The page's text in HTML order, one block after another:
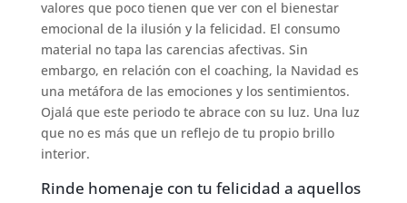
valores que poco tienen que ver con el bienestar
emocional de la ilusión y la felicidad. El consumo
material no tapa las carencias afectivas. Sin
embargo, en relación con el coaching, la Navidad es
una metáfora de las emociones y los sentimientos.
Ojalá que este periodo te abrace con su luz. Una luz
que no es más que un reflejo de tu propio brillo
interior.
Rinde homenaje con tu felicidad a aquellos